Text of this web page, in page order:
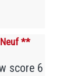
**
score 6